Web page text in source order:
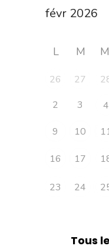
L M M
26 27
2
3 4
9
10
16 17
23 24
Tous